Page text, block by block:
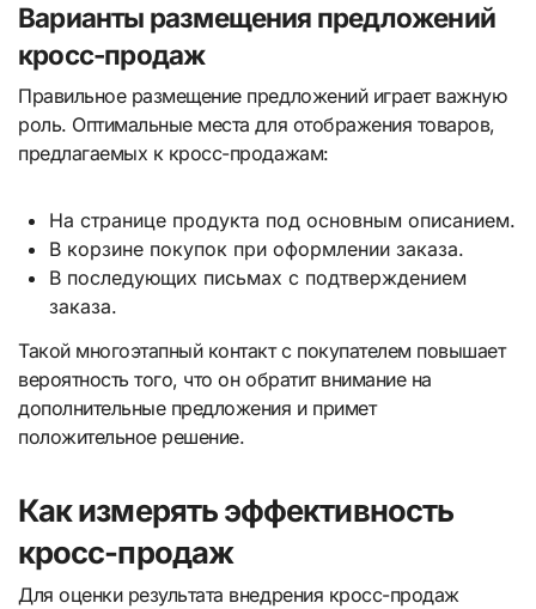
Варианты размещения предложений
кросс-продаж
Правильное размещение предложений играет важную
роль. Оптимальные места для отображения товаров,
предлагаемых к кросс-продажам:
На странице продукта под основным описанием.
В корзине покупок при оформлении заказа.
В последующих письмах с подтверждением
заказа.
Такой многоэтапный контакт с покупателем повышает
вероятность того, что он обратит внимание на
дополнительные предложения и примет
положительное решение.
Как измерять эффективность
кросс-продаж
Для оценки результата внедрения кросс-продаж